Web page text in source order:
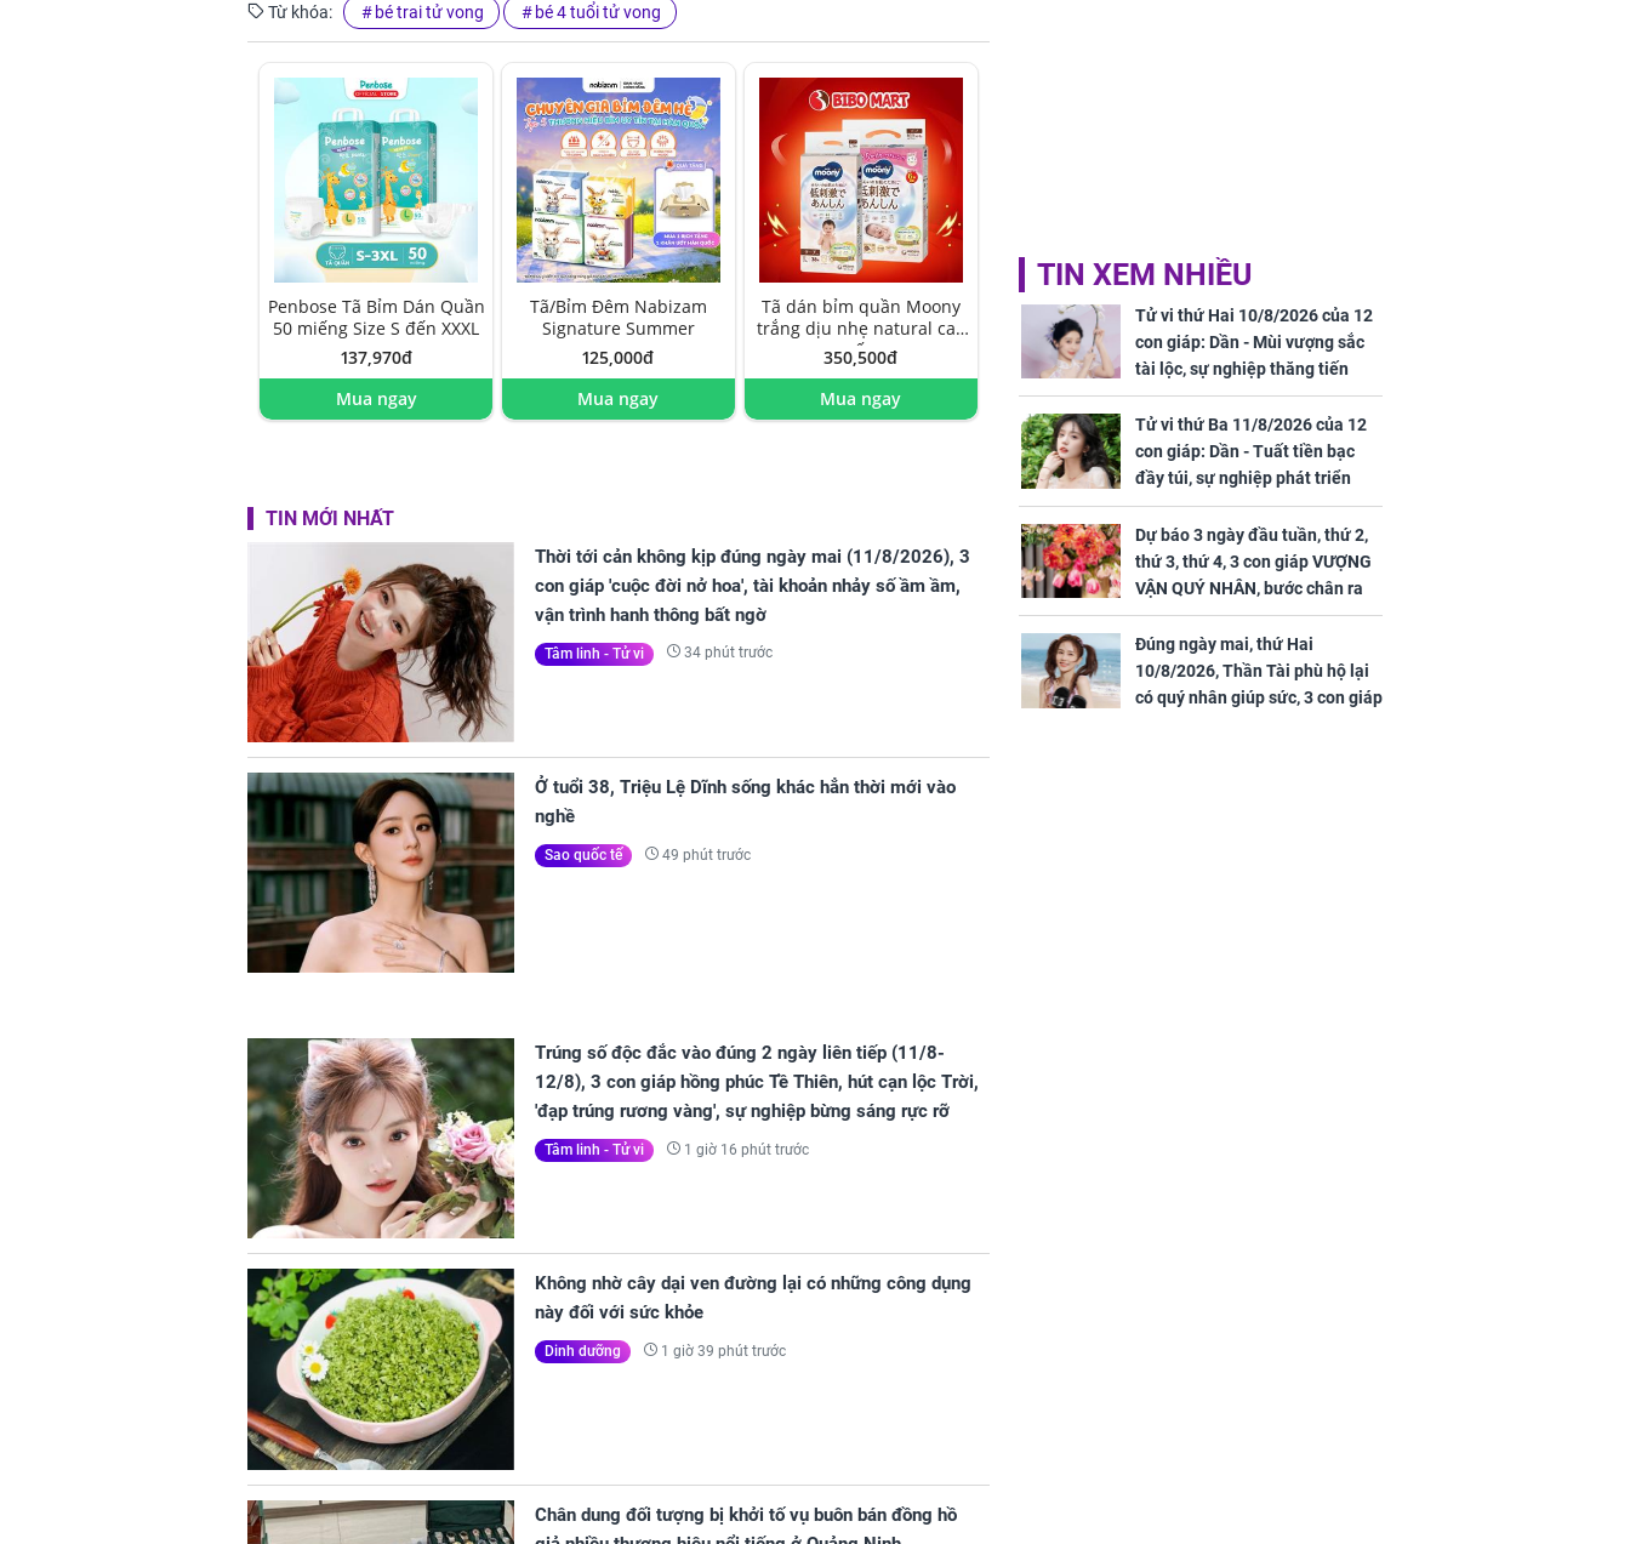
Từ khóa: bé trai tử vong bé 4 tuổi tử vong
Penbose Tã Bỉm Dán Quần
50 miếng Size S đến XXXL
137,970đ
Mua ngay
Tã/Bỉm Đêm Nabizam
Signature Summer
125,000đ
Mua ngay
Tã dán bỉm quần Moony
trắng dịu nhẹ natural cao
cấp
350,500đ
Mua ngay
TIN MỚI NHẤT
Thời tới cản không kịp đúng ngày mai (11/8/2026), 3
con giáp 'cuộc đời nở hoa', tài khoản nhảy số ầm ầm,
vận trình hanh thông bất ngờ
Tâm linh - Tử vi 34 phút trước
Ở tuổi 38, Triệu Lệ Dĩnh sống khác hẳn thời mới vào
nghề
Sao quốc tế 49 phút trước
Trúng số độc đắc vào đúng 2 ngày liên tiếp (11/8-
12/8), 3 con giáp hồng phúc Tề Thiên, hút cạn lộc Trời,
'đạp trúng rương vàng', sự nghiệp bừng sáng rực rỡ
Tâm linh - Tử vi 1 giờ 16 phút trước
Không nhờ cây dại ven đường lại có những công dụng
này đối với sức khỏe
Dinh dưỡng 1 giờ 39 phút trước
Chân dung đối tượng bị khởi tố vụ buôn bán đồng hồ
TIN XEM NHIỀU
Tử vi thứ Hai 10/8/2026 của 12
con giáp: Dần - Mùi vượng sắc
tài lộc, sự nghiệp thăng tiến
vượt bậc, Mão - Tỵ công việc
trắc trở, tiền bạc thiếu trước hụt
sau
Tử vi thứ Ba 11/8/2026 của 12
con giáp: Dần - Tuất tiền bạc
đầy túi, sự nghiệp phát triển
hưng thịnh, Mão - Thân tài lộc
ảm đạm, mọi sự khó thành công
mỹ mãn
Dự báo 3 ngày đầu tuần, thứ 2,
thứ 3, thứ 4, 3 con giáp VƯỢNG
VẬN QUÝ NHÂN, bước chân ra
đường có tiền, bước chân về
nhà ngập vàng, sung sướng như
Tiên
Đúng ngày mai, thứ Hai
10/8/2026, Thần Tài phù hộ lại
có quý nhân giúp sức, 3 con giáp